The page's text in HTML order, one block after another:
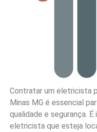
Contratar um eletricista
Minas MG é essencial
qualidade e segurança.
eletricista que esteja